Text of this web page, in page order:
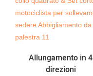
Allungamento in 4
direzioni